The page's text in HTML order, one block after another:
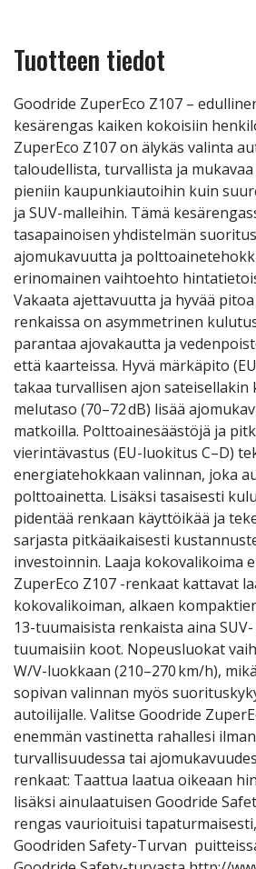
Tuotteen tiedot
Goodride ZuperEco Z107 –
kesärengas kaiken kokoisiin
ZuperEco Z107 on älykäs valinta
taloudellista, turvallista ja
pieniin kaupunkiautoihin kuin
ja SUV-malleihin. Tämä
tasapainoisen yhdistelmän
ajomukavuutta ja
erinomainen vaihtoehto
Vakaata ajettavuutta ja hyvää
renkaissa on asymmetrinen
parantaa ajovakautta ja
että kaarteissa. Hyvä märkäpito
takaa turvallisen ajon sateisellakin
melutaso (70–72 dB) lisää
matkoilla. Polttoainesäästöjä ja
vierintävastus (EU-luokitus C–D)
energiatehokkaan valinnan, joka
polttoainetta. Lisäksi tasaisesti
pidentää renkaan käyttöikää ja
sarjasta pitkäaikaisesti
investoinnin. Laaja kokovalikoima
ZuperEco Z107 -renkaat kattavat
kokovalikoiman, alkaen
13-tuumaisista renkaista aina
tuumaisiin koot. Nopeusluokat
W/V-luokkaan (210–270 km/h),
sopivan valinnan myös
autoilijalle. Valitse Goodride
enemmän vastinetta rahallesi
turvallisuudessa tai
renkaat: Taattua laatua oikeaan
lisäksi ainulaatuisen Goodride
rengas vaurioituisi
Goodriden Safety-Turvan